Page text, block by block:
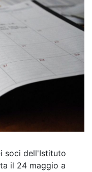
soci dell'Istituto
il 24 maggio a